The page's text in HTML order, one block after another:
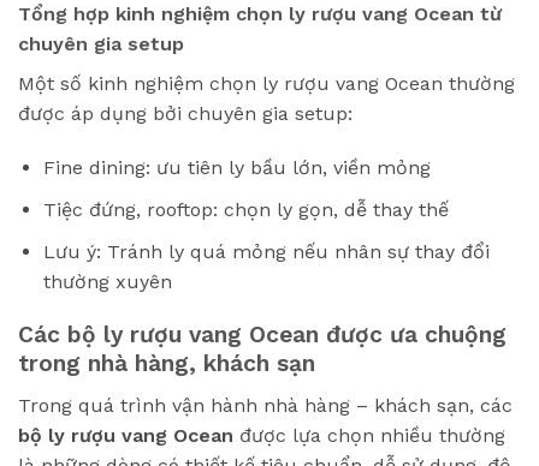
Tổng hợp kinh nghiệm chọn ly rượu vang Ocean từ
chuyên gia setup
Một số kinh nghiệm chọn ly rượu vang Ocean thường
được áp dụng bởi chuyên gia setup:
Fine dining: ưu tiên ly bầu lớn, viền mỏng
Tiệc đứng, rooftop: chọn ly gọn, dễ thay thế
Lưu ý: Tránh ly quá mỏng nếu nhân sự thay đổi
thường xuyên
Các bộ ly rượu vang Ocean được ưa chuộng
trong nhà hàng, khách sạn
Trong quá trình vận hành nhà hàng – khách sạn, các
bộ ly rượu vang Ocean được lựa chọn nhiều thường